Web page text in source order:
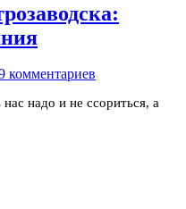
комментариев
надо и не ссориться, а